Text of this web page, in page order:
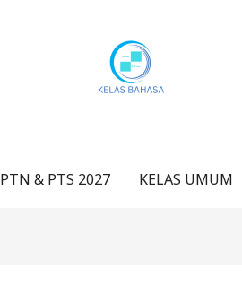
PTN & PTS 2027 KELAS UMUM